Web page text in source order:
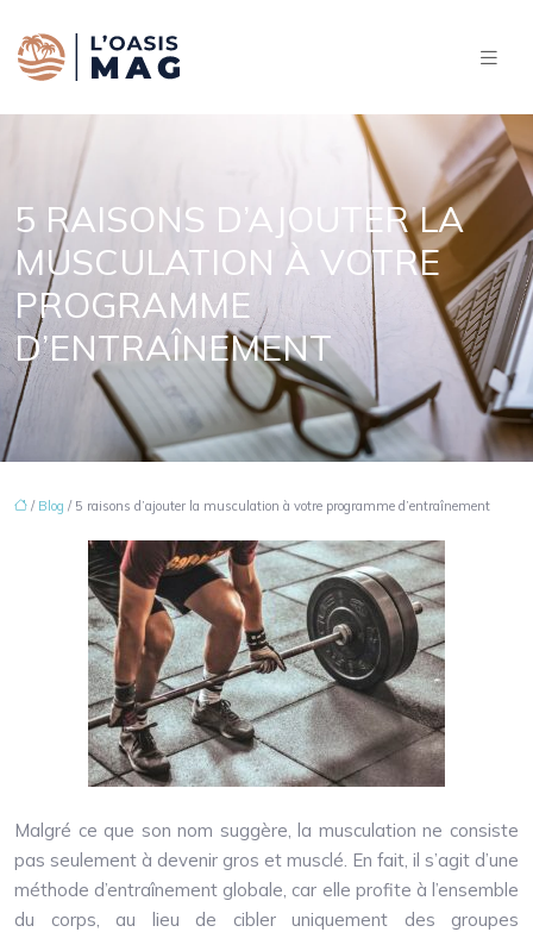
5 RAISONS D’AJOUTER LA
MUSCULATION À VOTRE
PROGRAMME
D’ENTRAÎNEMENT
/ Blog / 5 raisons d’ajouter la musculation à votre programme d’entraînement
Malgré ce que son nom suggère, la musculation ne consiste
pas seulement à devenir gros et musclé. En fait, il s’agit d’une
méthode d’entraînement globale, car elle profite à l’ensemble
du corps, au lieu de cibler uniquement des groupes